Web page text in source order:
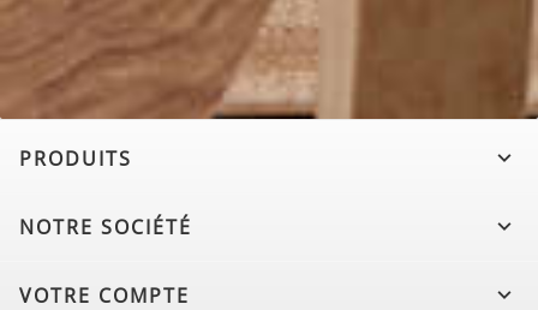
PRODUITS 
NOTRE SOCIÉTÉ 
VOTRE COMPTE 